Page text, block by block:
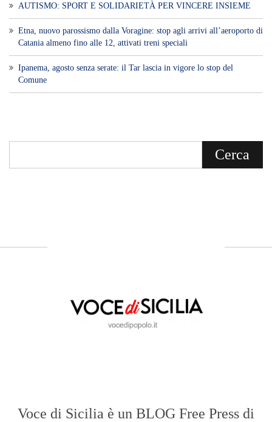
AUTISMO: SPORT E SOLIDARIETÀ PER VINCERE INSIEME
Etna, nuovo parossismo dalla Voragine: stop agli arrivi all’aeroporto di
Catania almeno fino alle 12, attivati treni speciali
Ipanema, agosto senza serate: il Tar lascia in vigore lo stop del
Comune
Voce di Sicilia è un BLOG Free Press di